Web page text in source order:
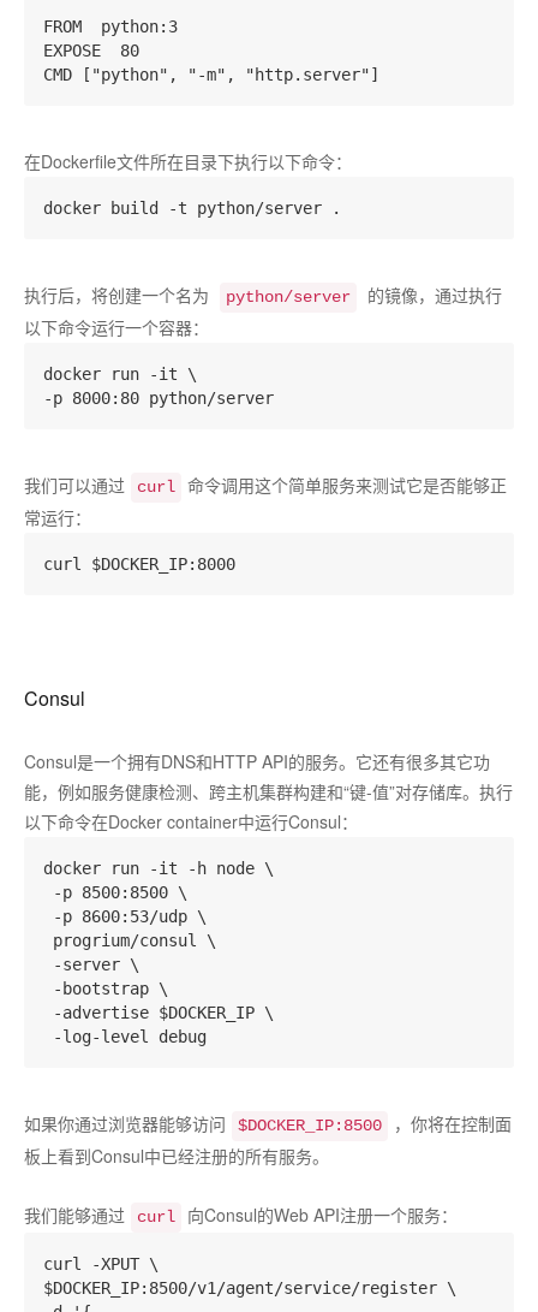
FROM  python:3
EXPOSE  80
在Dockerfile文件所在目录下执行以下命令：
执行后，将创建一个名为 python/server
的镜像，通过执行
以下命令运行一个容器：
docker run -it \
我们可以通过 curl
命令调用这个简单服务来测试它是否能够正
常运行：
Consul
Consul是一个拥有DNS和HTTP API的服务。它还有很多其它功
能，例如服务健康检测、跨主机集群构建和“键-值”对存储库。执行
以下命令在Docker container中运行Consul：
docker run -it -h node \
-p 8500:8500 \
-p 8600:53/udp \
progrium/consul \
-server \
-bootstrap \
-advertise $DOCKER_IP \
如果你通过浏览器能够访问 $DOCKER_IP:8500
，你将在控制面
板上看到Consul中已经注册的所有服务。
我们能够通过 curl 向Consul的Web API注册一个服务：
curl -XPUT \
$DOCKER_IP:8500/v1/agent/service/register \